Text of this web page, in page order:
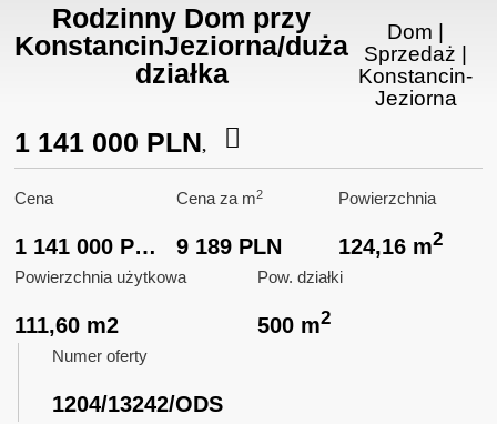
Rodzinny Dom przy
KonstancinJeziorna/duża
działka
Dom |
Sprzedaż |
Konstancin-
Jeziorna
1 141 000 PLN
Cena
1 141 000 PLN
Cena za m2
9 189 PLN
Powierzchnia
124,16 m2
Powierzchnia użytkowa
111,60 m2
Pow. działki
500 m2
Numer oferty
1204/13242/ODS